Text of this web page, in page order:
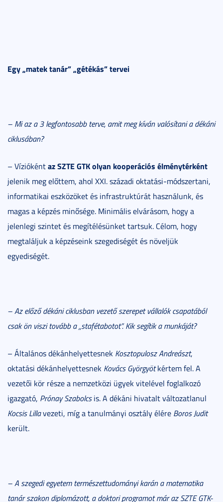
Egy „matek tanár” „gétékás” tervei
– Mi az a 3 legfontosabb terve, amit meg kíván valósítani a dékáni
ciklusában?
– Víziókéntaz SZTE GTK olyan kooperációs élménytérként
jelenik meg előttem, ahol XXI. századi oktatási-módszertani,
informatikai eszközöket és infrastruktúrát használunk, és
magas a képzés minősége. Minimális elvárásom, hogy a
jelenlegi szintet és megítélésünket tartsuk. Célom, hogy
megtaláljuk a képzéseink szegediségét és növeljük
egyediségét.
– Az előző dékáni ciklusban vezető szerepet vállalók csapatából
csak ön viszi tovább a „stafétabotot”. Kik segítik a munkáját?
– Általános dékánhelyettesnek Kosztopulosz Andreászt,
oktatási dékánhelyettesnek Kovács Györgyötkértem fel. A
vezetői kör része a nemzetközi ügyek vitelével foglalkozó
igazgató, Prónay Szabolcsis. A dékáni hivatalt változatlanul
Kocsis Lillavezeti, míg a tanulmányi osztály élére Boros Judit
került.
– A szegedi egyetem természettudományi karán a matematika
tanár szakon diplomázott, a doktori programot már az SZTE GTK-